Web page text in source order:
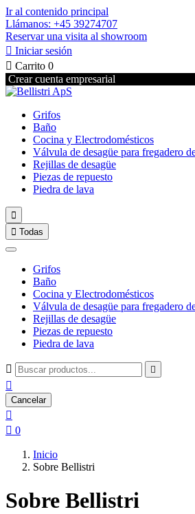
Ir al contenido principal
Llámanos: +45 39274707
Reservar una visita al showroom
 Iniciar sesión
 Carrito 0
Crear cuenta empresarial
Grifos
Baño
Cocina y Electrodomésticos
Válvula de desagüe para fregadero
Rejillas de desagüe
Piezas de repuesto
Piedra de lava

 Todas
Grifos
Baño
Cocina y Electrodomésticos
Válvula de desagüe para fregadero
Rejillas de desagüe
Piezas de repuesto
Piedra de lava
 

Cancelar

 0
Inicio
Sobre Bellistri
Sobre Bellistri